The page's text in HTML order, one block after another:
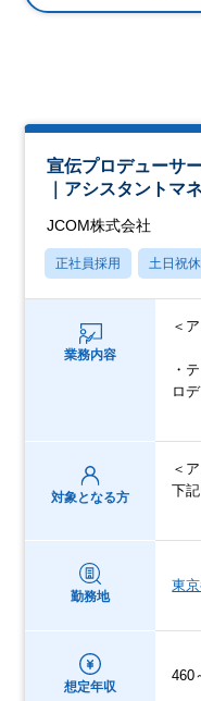
宣伝プロデューサ
｜アシスタントマ
JCOM株式会社
正社員採用 土日祝
業務内容
＜
・
ロ
対象となる方
＜
下
勤務地
東
想定年収
460